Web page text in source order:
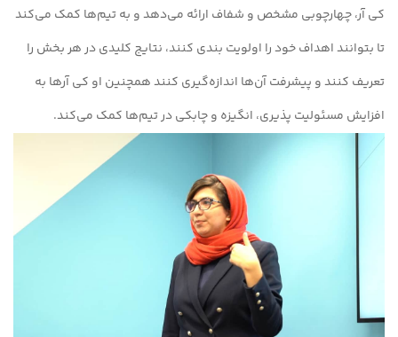
کی آر، چهارچوبی مشخص و شفاف ارائه می‌دهد و به تیم‌ها کمک می‌کند
تا بتوانند اهداف خود را اولویت بندی کنند، نتایج کلیدی در هر بخش را
تعریف کنند و پیشرفت آن‌ها اندازه‌گیری کنند همچنین او کی آرها به
افزایش مسئولیت پذیری، انگیزه و چابکی در تیم‌ها کمک می‌کند.